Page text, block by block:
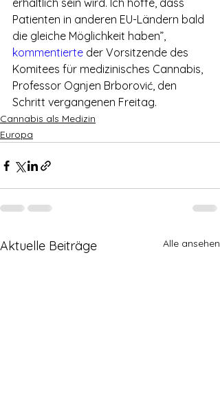
erhältlich sein wird. Ich hoffe, dass
Patienten in anderen EU-Ländern bald
die gleiche Möglichkeit haben”,
kommentierte der Vorsitzende des
Komitees für medizinisches Cannabis,
Professor Ognjen Brborović, den
Schritt vergangenen Freitag.
Cannabis als Medizin
Europa
Aktuelle Beiträge Alle ansehen